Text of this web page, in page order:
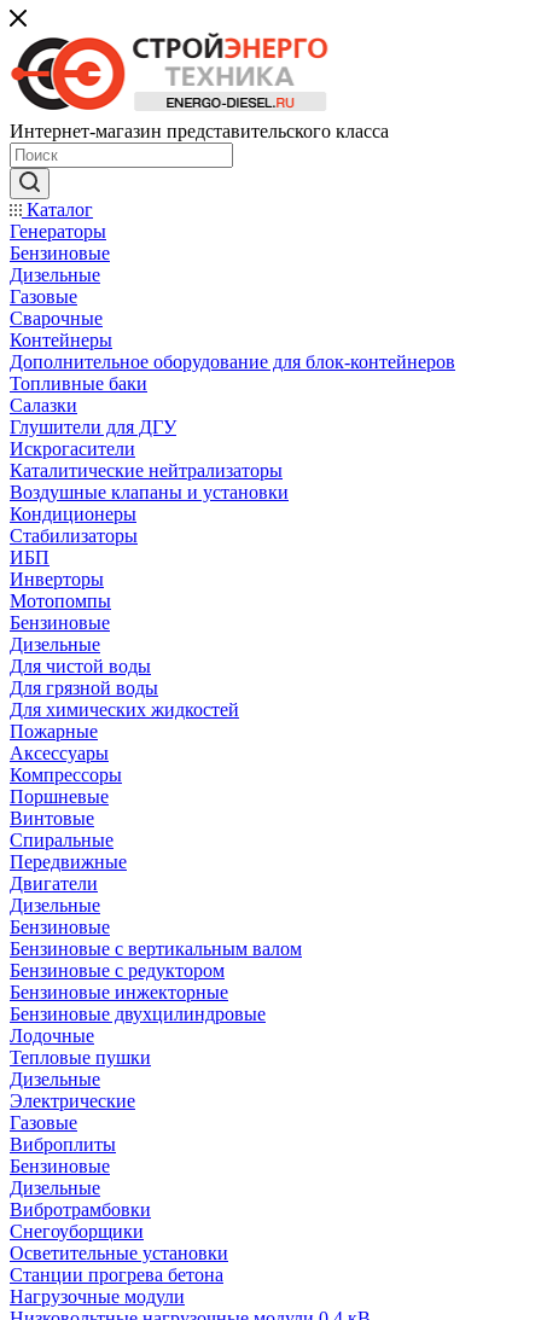
Интернет-магазин представительского класса
Каталог
Генераторы
Бензиновые
Дизельные
Газовые
Сварочные
Контейнеры
Дополнительное оборудование для блок-контейнеров
Топливные баки
Салазки
Глушители для ДГУ
Искрогасители
Каталитические нейтрализаторы
Воздушные клапаны и установки
Кондиционеры
Стабилизаторы
ИБП
Инверторы
Мотопомпы
Бензиновые
Дизельные
Для чистой воды
Для грязной воды
Для химических жидкостей
Пожарные
Аксессуары
Компрессоры
Поршневые
Винтовые
Спиральные
Передвижные
Двигатели
Дизельные
Бензиновые
Бензиновые с вертикальным валом
Бензиновые с редуктором
Бензиновые инжекторные
Бензиновые двухцилиндровые
Лодочные
Тепловые пушки
Дизельные
Электрические
Газовые
Виброплиты
Бензиновые
Дизельные
Вибротрамбовки
Снегоуборщики
Осветительные установки
Станции прогрева бетона
Нагрузочные модули